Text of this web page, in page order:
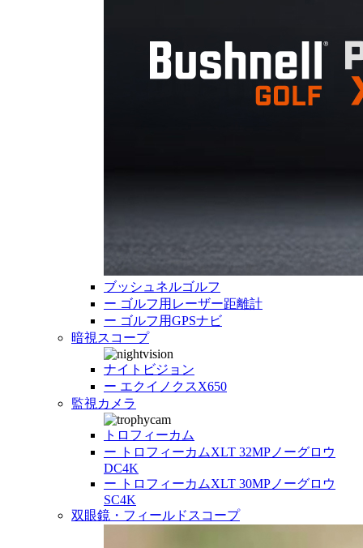
ブッシュネルゴルフ
ー ゴルフ用レーザー距離計
ー ゴルフ用GPSナビ
暗視スコープ
ナイトビジョン
ー エクイノクスX650
監視カメラ
トロフィーカム
ー トロフィーカムXLT 32MPノーグロウ
DC4K
ー トロフィーカムXLT 30MPノーグロウ
SC4K
双眼鏡・フィールドスコープ